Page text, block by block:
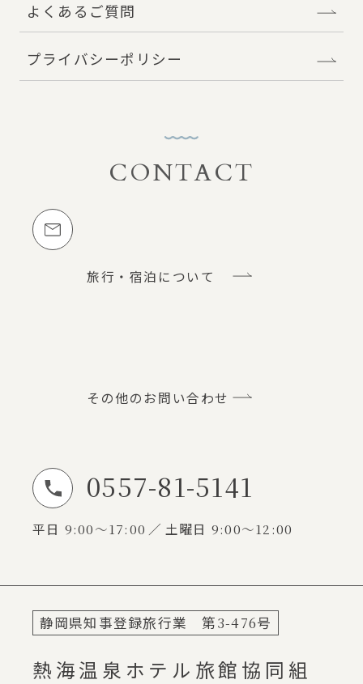
よくあるご質問
プライバシーポリシー
お問い合わせCONTACT
メールでのお問い合わせ
旅行・宿泊について
その他のお問い合わせ
お電話でのお問い合わせ
0557-81-5141
平日 9:00～17:00 土曜日 9:00～12:00
静岡県知事登録旅行業 第3-476号
熱海温泉ホテル旅館協同組